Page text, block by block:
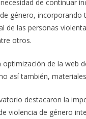
de continuar
género,
de las personas
otros.
optimización de la web
así también,
destacaron la
violencia de género